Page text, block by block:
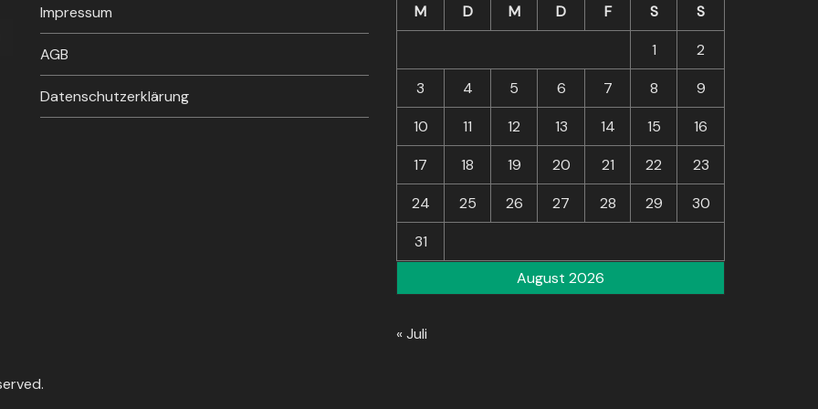
Impressum
AGB
Datenschutzerklärung
August 2026
M D M D F S
S
1
2
3
4 5 6 7 8
9
10
11 12 13 14 15
16
17
18 19 20 21 22
23
24
25 26 27 28 29
30
31
« Juli